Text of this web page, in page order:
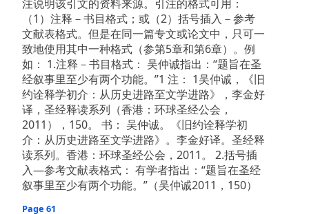
注说明该引文的资料来源。引注的格式可用：
（1）注释－书目格式；或（2）括号插入－参考
文献表格式。但是在同一篇专文或论文中，只可一
致地使用其中一种格式（参第5章和第6章）。例
如： 1.注释－书目格式： 吴仲诚指出：“题旨在圣
经叙事里至少有两个功能。”1 注： 1吴仲诚，《旧
约诠释学初介：从历史进路至文学进路》，李金好
译，圣经释读系列（香港：环球圣经公会，
2011），150。 书： 吴仲诚。《旧约诠释学初
介：从历史进路至文学进路》。李金好译。圣经释
读系列。香港：环球圣经公会，2011。 2.括号插
入—参考文献表格式： 有学者指出：“题旨在圣经
叙事里至少有两个功能。”（吴仲诚2011，150）
Page 61